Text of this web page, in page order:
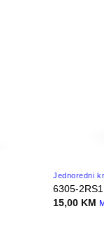
Jednoredni
6305-
15,00 KM